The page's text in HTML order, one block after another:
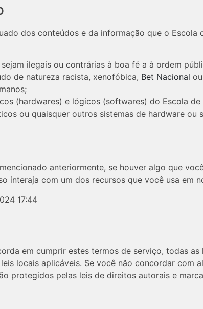
dos conteúdos e da informação que o
ilegais ou contrárias à boa fé a à ordem
de natureza racista, xenofóbica, Bet Nacional
(hardwares) e lógicos (softwares) do Escola
ou quaisquer outros sistemas de hardware ou
anteriormente, se houver algo que
interaja com um dos recursos que você usa em
17:44
em cumprir estes termos de serviço, todas
locais aplicáveis. Se você não concordar com
protegidos pelas leis de direitos autorais e